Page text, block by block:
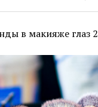
в макияже глаз